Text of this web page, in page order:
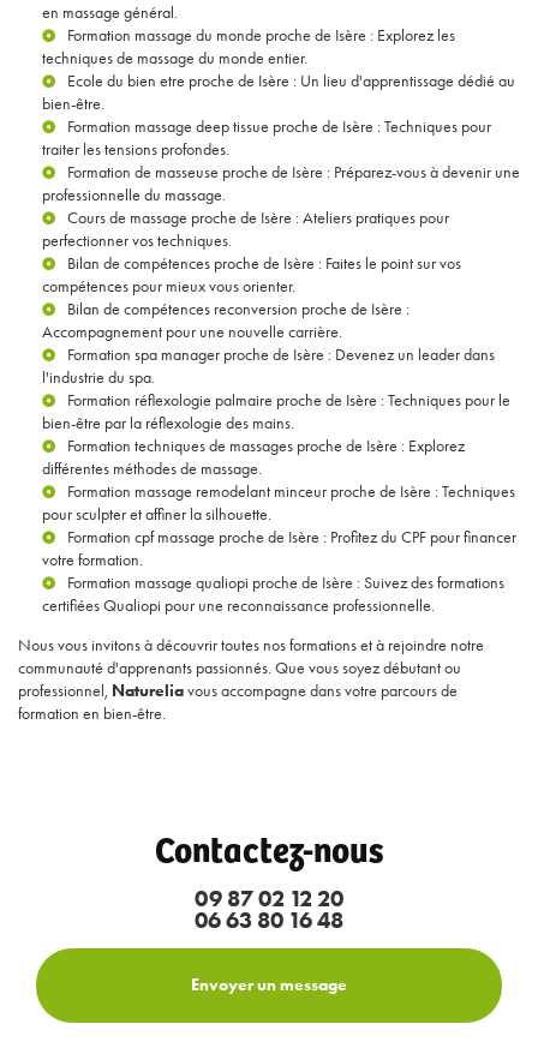
en massage général.
Formation massage du monde proche de Isère : Explorez les
techniques de massage du monde entier.
Ecole du bien etre proche de Isère : Un lieu d'apprentissage dédié au
bien-être.
Formation massage deep tissue proche de Isère : Techniques pour
traiter les tensions profondes.
Formation de masseuse proche de Isère : Préparez-vous à devenir une
professionnelle du massage.
Cours de massage proche de Isère : Ateliers pratiques pour
perfectionner vos techniques.
Bilan de compétences proche de Isère : Faites le point sur vos
compétences pour mieux vous orienter.
Bilan de compétences reconversion proche de Isère :
Accompagnement pour une nouvelle carrière.
Formation spa manager proche de Isère : Devenez un leader dans
l'industrie du spa.
Formation réflexologie palmaire proche de Isère : Techniques pour le
bien-être par la réflexologie des mains.
Formation techniques de massages proche de Isère : Explorez
différentes méthodes de massage.
Formation massage remodelant minceur proche de Isère : Techniques
pour sculpter et affiner la silhouette.
Formation cpf massage proche de Isère : Profitez du CPF pour financer
votre formation.
Formation massage qualiopi proche de Isère : Suivez des formations
certifiées Qualiopi pour une reconnaissance professionnelle.
Nous vous invitons à découvrir toutes nos formations et à rejoindre notre
communauté d'apprenants passionnés. Que vous soyez débutant ou
professionnel, Natureliavous accompagne dans votre parcours de
formation en bien-être.
Contactez-nous
09 87 02 12 20
06 63 80 16 48
Envoyer un message